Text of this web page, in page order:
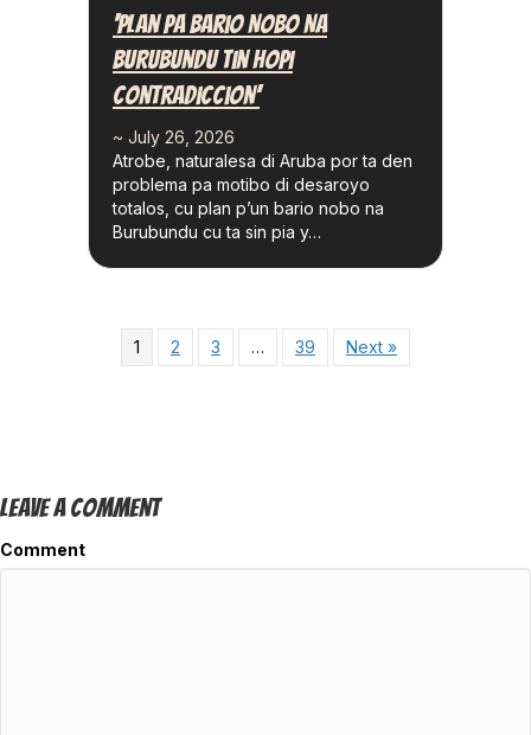
‘Plan Pa Bario Nobo Na
Burubundu Tin Hopi
Contradiccion’
~ July 26, 2026
Atrobe, naturalesa di Aruba por ta den
problema pa motibo di desaroyo
totalos, cu plan p’un bario nobo na
Burubundu cu ta sin pia y…
1 2 3 … 39 Next »
Leave A Comment
Comment